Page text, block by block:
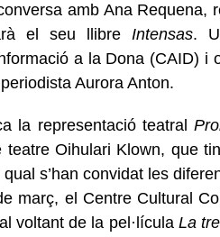
amb Ana Requena,
el seu llibreIntensas.
a la Dona (CAID)
Aurora Anton.
la representació teatral
teatre Oihulari Klown, que
s’han convidat les
març, el Centre Cultural
voltant de la pel·lícula La